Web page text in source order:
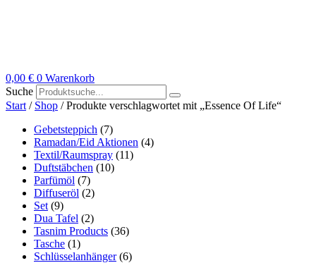
0,00 € 0 Warenkorb
Suche
Start / Shop / Produkte verschlagwortet mit „Essence Of Life“
Gebetsteppich (7)
Ramadan/Eid Aktionen (4)
Textil/Raumspray (11)
Duftstäbchen (10)
Parfümöl (7)
Diffuseröl (2)
Set (9)
Dua Tafel (2)
Tasnim Products (36)
Tasche (1)
Schlüsselanhänger (6)